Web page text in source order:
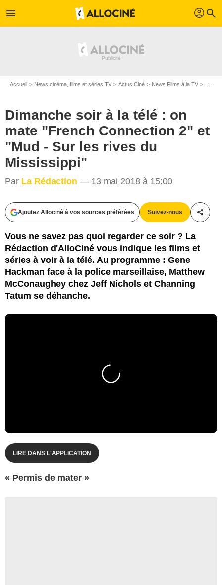
menu profil search
Accueil News cinéma, films et séries TV Actus Ciné News Films à la TV
Dimanche soir à la télé : on
mate "French Connection 2" et
"Mud - Sur les rives du
Mississippi"
Par La Rédaction — 13 mai 2018 à 15:00
Ajoutez Allociné à vos sources préférées Suivez-nous
Vous ne savez pas quoi regarder ce soir ? La
Rédaction d'AlloCiné vous indique les films et
séries à voir à la télé. Au programme : Gene
Hackman face à la police marseillaise, Matthew
McConaughey chez Jeff Nichols et Channing
Tatum se déhanche.
LIRE DANS L'APPLICATION
« Permis de mater »